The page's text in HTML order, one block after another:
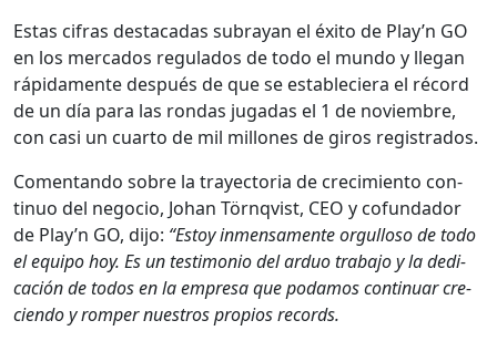
Estas cifras desta­cadas sub­rayan el éxi­to de Play’n GO
en los mer­ca­dos reg­u­la­dos de todo el mun­do y lle­gan
ráp­i­da­mente después de que se estableciera el récord
de un día para las ron­das jugadas el 1 de noviem­bre,
con casi un cuar­to de mil mil­lones de giros reg­istra­dos.
Comen­tan­do sobre la trayec­to­ria de crec­imien­to con­
tin­uo del nego­cio, Johan Törn­qvist, CEO y cofun­dador
de Play’n GO, dijo: “Estoy inmen­sa­mente orgul­loso de todo
el equipo hoy. Es un tes­ti­mo­nio del arduo tra­ba­jo y la ded­i­
cación de todos en la empre­sa que podamos con­tin­uar cre­
cien­do y romper nue­stros pro­pios records.